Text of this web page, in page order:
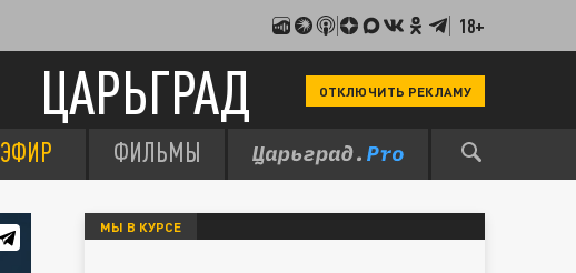
18+
ЦАРЬГРАД ОТКЛЮЧИТЬ РЕКЛАМУ
ЭФИР ФИЛЬМЫ
МЫ В КУРСЕ